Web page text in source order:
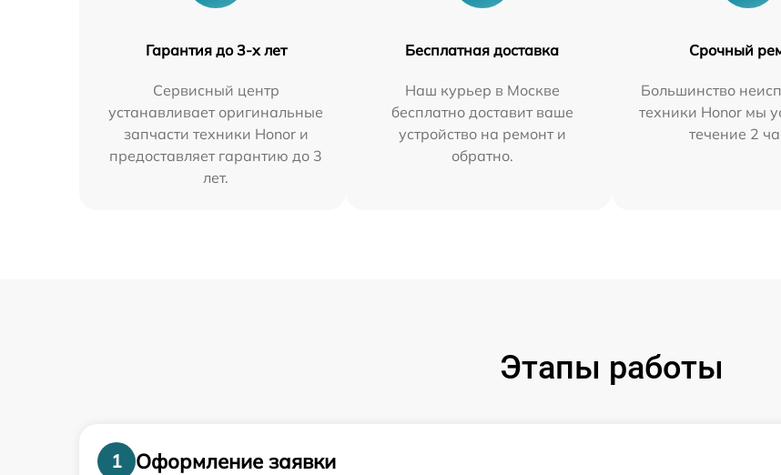
Гарантия до 3-х лет
Сервисный центр
устанавливает оригинальные
запчасти техники Honor и
предоставляет гарантию до 3
лет.
Бесплатная доставка
Наш курьер в Москве
бесплатно доставит ваше
устройство на ремонт и
обратно.
Срочный
Большинство
техники Honor мы
течение 2
Этапы работы
1
Оформление заявки